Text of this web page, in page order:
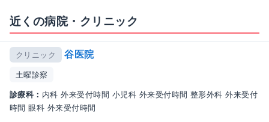
近くの病院・クリニック
クリニック 谷医院
土曜診察
診療科： 内科 外来受付時間 小児科 外来受付時間 整形外科 外来受付
時間 眼科 外来受付時間